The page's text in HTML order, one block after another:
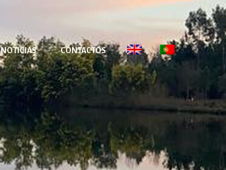
NOTICIAS CONTACTOS